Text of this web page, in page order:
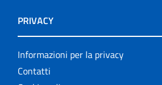
PRIVACY
Informazioni per la privacy
Contatti